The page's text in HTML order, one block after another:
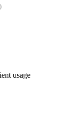
usage